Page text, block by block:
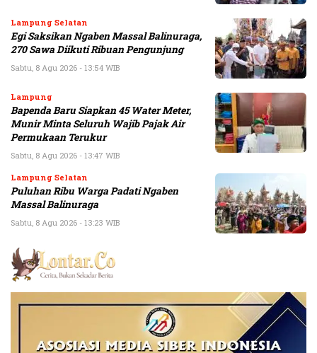
Lampung Selatan
Egi Saksikan Ngaben Massal Balinuraga,
270 Sawa Diikuti Ribuan Pengunjung
Sabtu, 8 Agu 2026 - 13:54 WIB
Lampung
Bapenda Baru Siapkan 45 Water Meter,
Munir Minta Seluruh Wajib Pajak Air
Permukaan Terukur
Sabtu, 8 Agu 2026 - 13:47 WIB
Lampung Selatan
Puluhan Ribu Warga Padati Ngaben
Massal Balinuraga
Sabtu, 8 Agu 2026 - 13:23 WIB